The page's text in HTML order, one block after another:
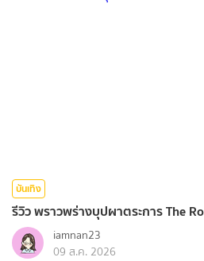
บันเทิง
รีวิว พราวพร่างบุปผาตระการ The
iamnan23
09 ส.ค. 2026